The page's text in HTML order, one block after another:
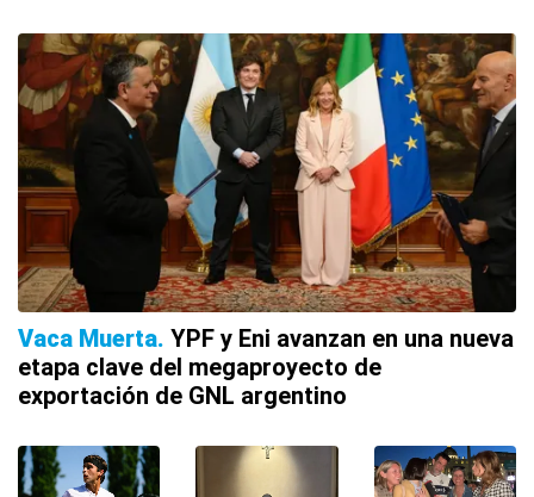
Vaca Muerta YPF y Eni avanzan en una nueva
etapa clave del megaproyecto de
exportación de GNL argentino